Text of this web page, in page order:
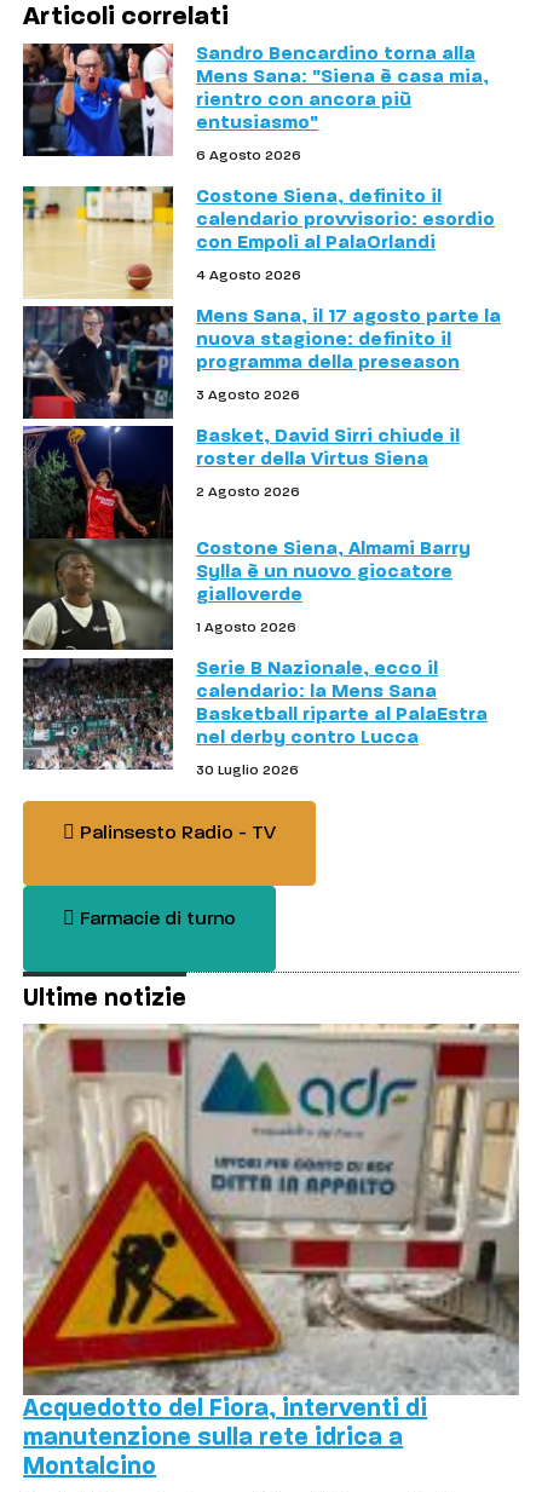
Articoli correlati
Sandro Bencardino torna alla
Mens Sana: "Siena è casa mia,
rientro con ancora più
entusiasmo"
6 Agosto 2026
Costone Siena, definito il
calendario provvisorio: esordio
con Empoli al PalaOrlandi
4 Agosto 2026
Mens Sana, il 17 agosto parte la
nuova stagione: definito il
programma della preseason
3 Agosto 2026
Basket, David Sirri chiude il
roster della Virtus Siena
2 Agosto 2026
Costone Siena, Almami Barry
Sylla è un nuovo giocatore
gialloverde
1 Agosto 2026
Serie B Nazionale, ecco il
calendario: la Mens Sana
Basketball riparte al PalaEstra
nel derby contro Lucca
30 Luglio 2026
Palinsesto Radio - TV
Farmacie di turno
Ultime notizie
Acquedotto del Fiora, interventi di
manutenzione sulla rete idrica a
Montalcino